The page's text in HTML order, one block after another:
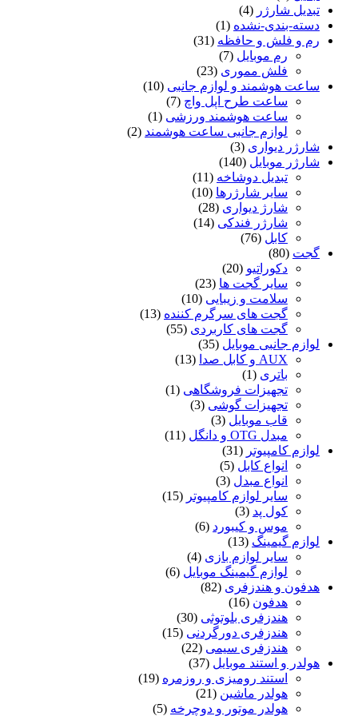
تبدیل شارژر (4)
دسته-بندی-نشده (1)
رم و فلش و حافظه (31)
رم موبایل (7)
فلش مموری (23)
ساعت هوشمند و لوازم جانبی (10)
ساعت طرح اپل واچ (7)
ساعت هوشمند ورزشی (1)
لوازم جانبی ساعت هوشمند (2)
شارژر دیواری (3)
شارژر موبایل (140)
تبدیل دوشاخه (11)
سایر شارژرها (10)
شارژ دیواری (28)
شارژر فندکی (14)
کابل (76)
گجت (80)
دکوراتیو (20)
سایر گجت ها (23)
سلامت و زیبایی (10)
گجت های سرگرم کننده (13)
گجت های کاربردی (55)
لوازم جانبی موبایل (35)
AUX و کابل صدا
(13)
باتری (1)
تجهیزات فروشگاهی (1)
تجهیزات گوشی (3)
قاب موبایل (3)
مبدل OTG و دانگل
(11)
لوازم کامپیوتر (31)
انواع کابل (5)
انواع مبدل (3)
سایر لوازم کامپیوتر (15)
کول پد (3)
موس و کیبورد (6)
لوازم گیمینگ (13)
سایر لوازم بازی (4)
لوازم گیمینگ موبایل (6)
هدفون و هندزفری (82)
هدفون (16)
هندزفری بلوتوثی (30)
هندزفری دورگردنی (15)
هندزفری سیمی (22)
هولدر و استند موبایل (37)
استند رومیزی و روزمره (19)
هولدر ماشین (21)
هولدر موتور و دوچرخه (5)